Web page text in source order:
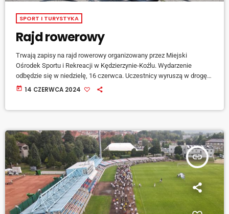
SPORT I TURYSTYKA
Rajd rowerowy
Trwają zapisy na rajd rowerowy organizowany przez Miejski
Ośrodek Sportu i Rekreacji w Kędzierzynie-Koźlu. Wydarzenie
odbędzie się w niedzielę, 16 czerwca. Uczestnicy wyruszą w drogę o
godzinie 10:00. Trasa rajdu, o długości około 30 kilometrów,
Nadleśnictwa Kędzierzyn.
today 14 CZERWCA 2024
insert_link